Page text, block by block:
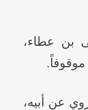
بن عطاء،
عن أبيه،